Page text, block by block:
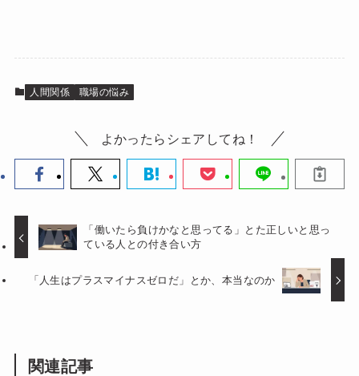
人間関係 職場の悩み
よかったらシェアしてね！
「働いたら負けかなと思ってる」とた正しいと思っ
ている人との付き合い方
「人生はプラスマイナスゼロだ」とか、本当なのか
関連記事